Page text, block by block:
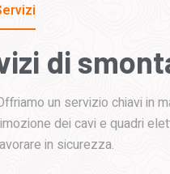
di
un servizio chiavi in
dei cavi e quadri
in sicurezza.